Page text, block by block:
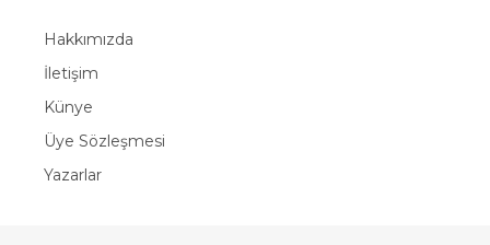
Hakkımızda
İletişim
Künye
Üye Sözleşmesi
Yazarlar